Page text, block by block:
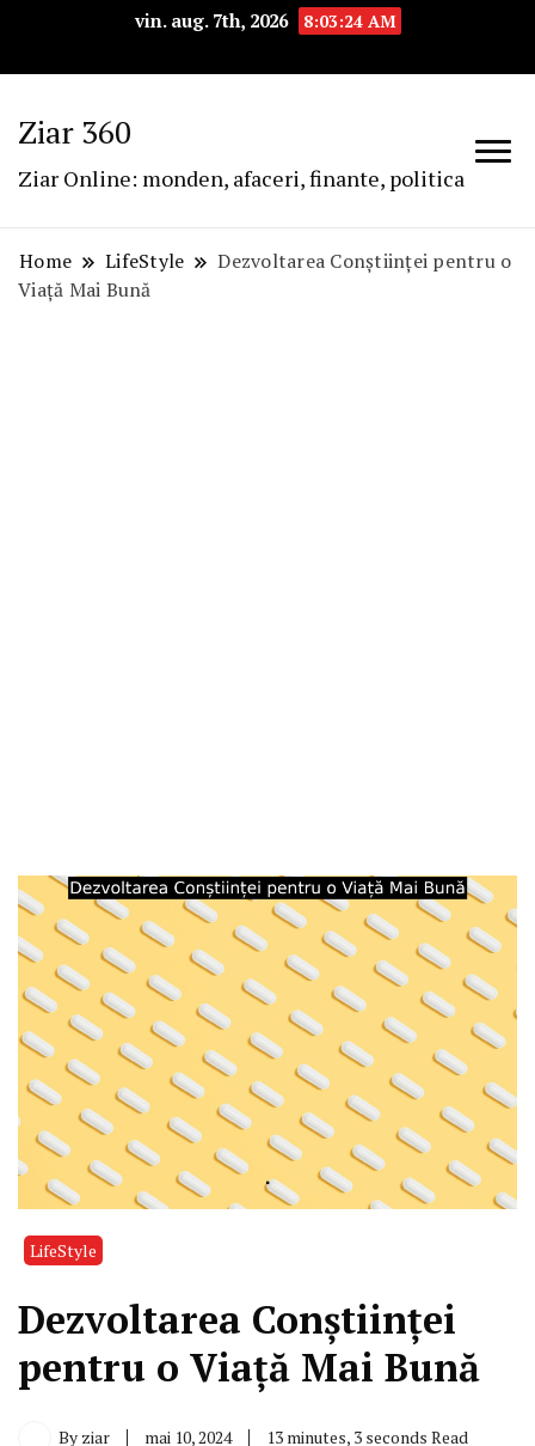
vin. aug. 7th, 2026 8:03:25 AM
Ziar 360
Ziar Online: monden, afaceri, finante, politica
Home LifeStyle
Dezvoltarea Conștiinței pentru o
Viață Mai Bună
LifeStyle
Dezvoltarea Conștiinței
pentru o Viață Mai Bună
By ziar mai 10, 2024 13 minutes, 3 seconds Read